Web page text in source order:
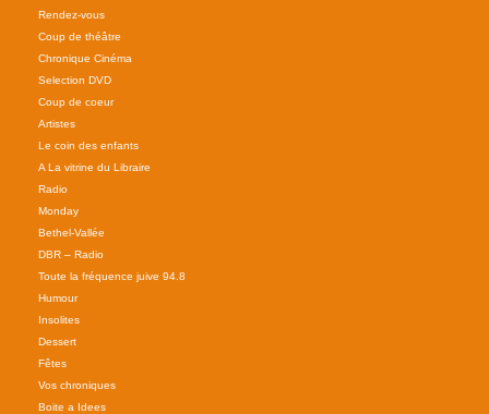
Rendez-vous
Coup de théâtre
Chronique Cinéma
Selection DVD
Coup de coeur
Artistes
Le coin des enfants
A La vitrine du Libraire
Radio
Monday
Bethel-Vallée
DBR – Radio
Toute la fréquence juive 94.8
Humour
Insolites
Dessert
Fêtes
Vos chroniques
Boite a Idees